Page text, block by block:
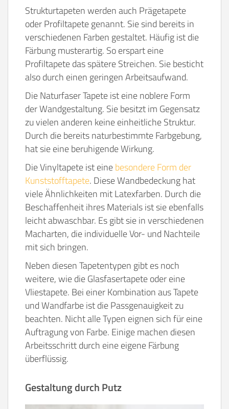
Strukturtapeten werden auch Prägetapete
oder Profiltapete genannt. Sie sind bereits in
verschiedenen Farben gestaltet. Häufig ist die
Färbung musterartig. So erspart eine
Profiltapete das spätere Streichen. Sie besticht
also durch einen geringen Arbeitsaufwand.
Die Naturfaser Tapete ist eine noblere Form
der Wandgestaltung. Sie besitzt im Gegensatz
zu vielen anderen keine einheitliche Struktur.
Durch die bereits naturbestimmte Farbgebung,
hat sie eine beruhigende Wirkung.
Die Vinyltapete ist einebesondere Form der
Kunststofftapete. Diese Wandbedeckung hat
viele Ähnlichkeiten mit Latexfarben. Durch die
Beschaffenheit ihres Materials ist sie ebenfalls
leicht abwaschbar. Es gibt sie in verschiedenen
Macharten, die individuelle Vor- und Nachteile
mit sich bringen.
Neben diesen Tapetentypen gibt es noch
weitere, wie die Glasfasertapete oder eine
Vliestapete. Bei einer Kombination aus Tapete
und Wandfarbe ist die Passgenauigkeit zu
beachten. Nicht alle Typen eignen sich für eine
Auftragung von Farbe. Einige machen diesen
Arbeitsschritt durch eine eigene Färbung
überflüssig.
Gestaltung durch Putz